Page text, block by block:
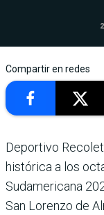
Compartir en redes
Deportivo
histórica a los
Sudamericana
San Lorenzo de